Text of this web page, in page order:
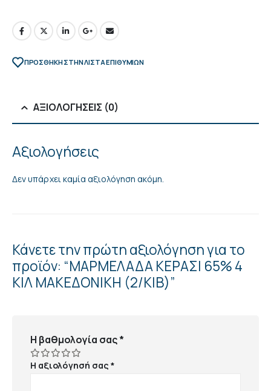
ΠΡΌΣΘΉΚΗ ΣΤΗΝ ΛΊΣΤΑ ΕΠΙΘΥΜΙΏΝ
ΑΞΙΟΛΟΓΉΣΕΙΣ (0)
Αξιολογήσεις
Δεν υπάρχει καμία αξιολόγηση ακόμη.
Κάνετε την πρώτη αξιολόγηση για το
προϊόν: “ΜΑΡΜΕΛΑΔΑ ΚΕΡΑΣΙ 65% 4
ΚΙΛ ΜΑΚΕΔΟΝΙΚΗ (2/ΚΙΒ)”
Η βαθμολογία σας*
Η αξιολόγησή σας*